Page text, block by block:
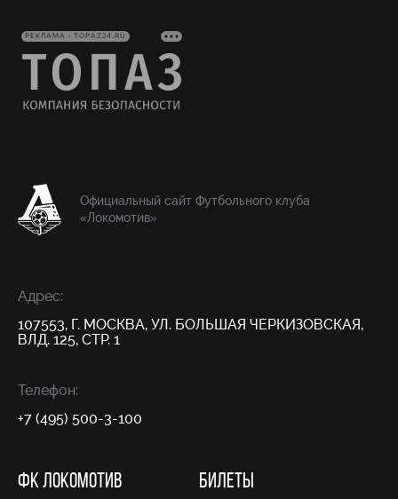
РЕКЛАМА • TOPAZ24.RU
Официальный сайт Футбольного клуба
«Локомотив»
Адрес:
107553, Г. МОСКВА, УЛ. БОЛЬШАЯ ЧЕРКИЗОВСКАЯ,
ВЛД. 125, СТР. 1
Телефон:
+7 (495) 500-3-100
ФК ЛОКОМОТИВ БИЛЕТЫ